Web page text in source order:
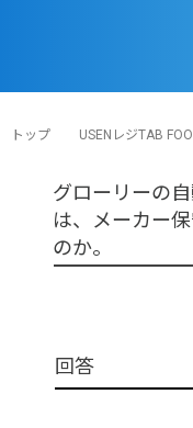
トップ USENレジTAB
グローリーの
は、メーカー
のか。